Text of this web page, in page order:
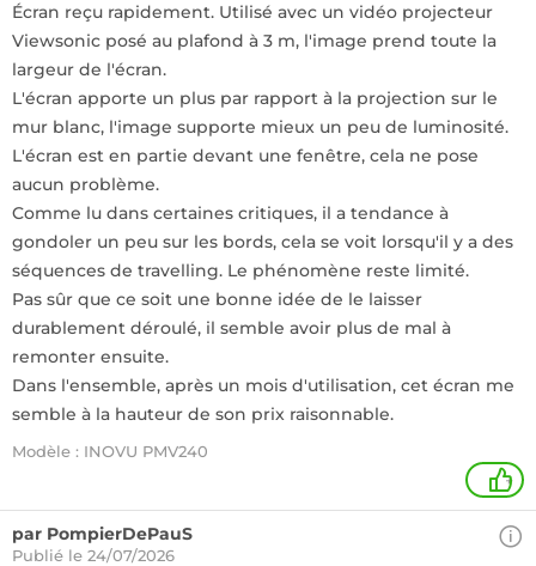
Écran reçu rapidement. Utilisé avec un vidéo projecteur
Viewsonic posé au plafond à 3 m, l'image prend toute la
largeur de l'écran.
L'écran apporte un plus par rapport à la projection sur le
mur blanc, l'image supporte mieux un peu de luminosité.
L'écran est en partie devant une fenêtre, cela ne pose
aucun problème.
Comme lu dans certaines critiques, il a tendance à
gondoler un peu sur les bords, cela se voit lorsqu'il y a des
séquences de travelling. Le phénomène reste limité.
Pas sûr que ce soit une bonne idée de le laisser
durablement déroulé, il semble avoir plus de mal à
remonter ensuite.
Dans l'ensemble, après un mois d'utilisation, cet écran me
semble à la hauteur de son prix raisonnable.
Modèle : INOVU PMV240
+
par PompierDePauS
Publié le 24/07/2026